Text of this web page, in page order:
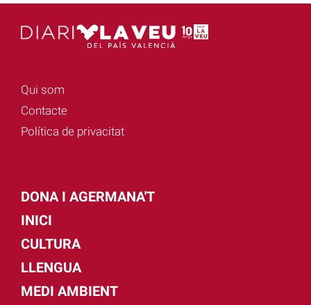
Qui som
Contacte
Política de privacitat
DONA I AGERMANA'T
INICI
CULTURA
LLENGUA
MEDI AMBIENT